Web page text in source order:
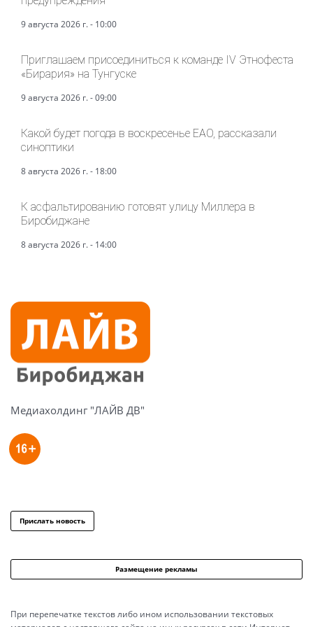
9 августа 2026 г. - 10:00
Приглашаем присоединиться к команде IV Этнофеста
«Бирария» на Тунгуске
9 августа 2026 г. - 09:00
Какой будет погода в воскресенье ЕАО, рассказали
синоптики
8 августа 2026 г. - 18:00
К асфальтированию готовят улицу Миллера в
Биробиджане
8 августа 2026 г. - 14:00
Медиахолдинг "ЛАЙВ ДВ"
Прислать новость
Размещение рекламы
При перепечатке текстов либо ином использовании текстовых